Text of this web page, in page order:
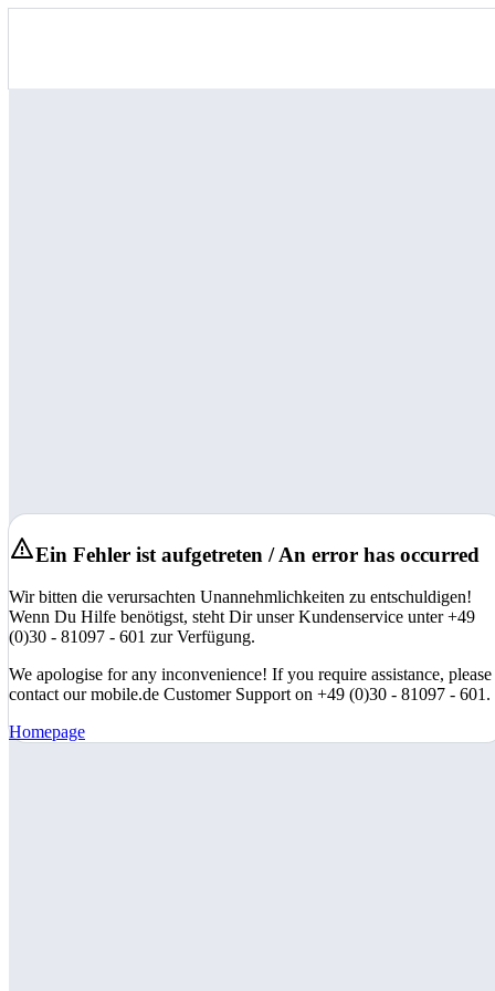
Ein Fehler ist aufgetreten / An error has occurred
Wir bitten die verursachten Unannehmlichkeiten zu entschuldigen!
Wenn Du Hilfe benötigst, steht Dir unser Kundenservice unter +49
(0)30 - 81097 - 601 zur Verfügung.
We apologise for any inconvenience! If you require assistance, please
contact our mobile.de Customer Support on +49 (0)30 - 81097 - 601.
Homepage